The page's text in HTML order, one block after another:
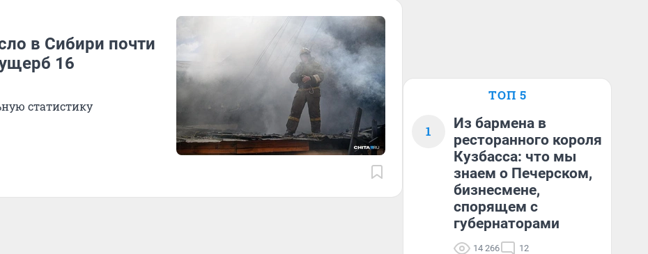
в Сибири почти
16
статистику
ТОП 5
1
Из бармена в
ресторанного короля
Кузбасса: что мы
знаем о Печерском,
бизнесмене,
спорящем с
губернаторами
14 266 12